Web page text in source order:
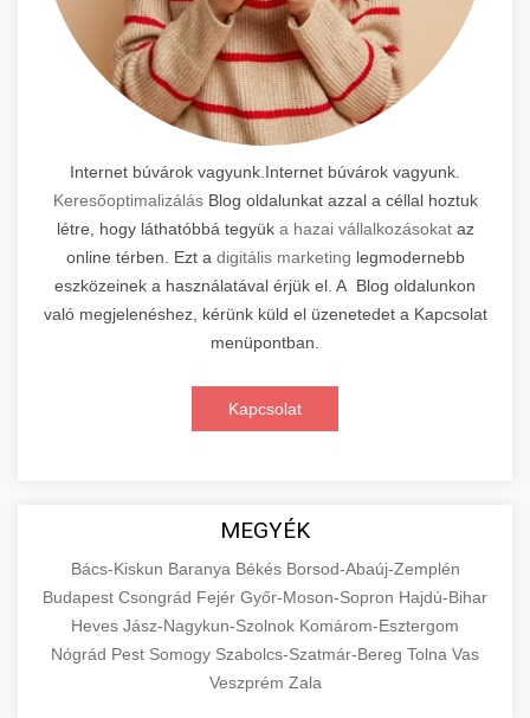
Internet búvárok vagyunk.Internet búvárok vagyunk.
KeresőoptimalizálásBlog oldalunkat azzal a céllal hoztuk
létre, hogy láthatóbbá tegyük a hazai vállalkozásokataz
online térben. Ezt a digitális marketing legmodernebb
eszközeinek a használatával érjük el. A Blog oldalunkon
való megjelenéshez, kérünk küld el üzenetedet a Kapcsolat
menüpontban.
Kapcsolat
MEGYÉK
Bács-Kiskun Baranya Békés Borsod-Abaúj-Zemplén
Budapest Csongrád Fejér Győr-Moson-Sopron Hajdú-Bihar
Heves Jász-Nagykun-Szolnok Komárom-Esztergom
Nógrád Pest Somogy Szabolcs-Szatmár-Bereg Tolna Vas
Veszprém Zala